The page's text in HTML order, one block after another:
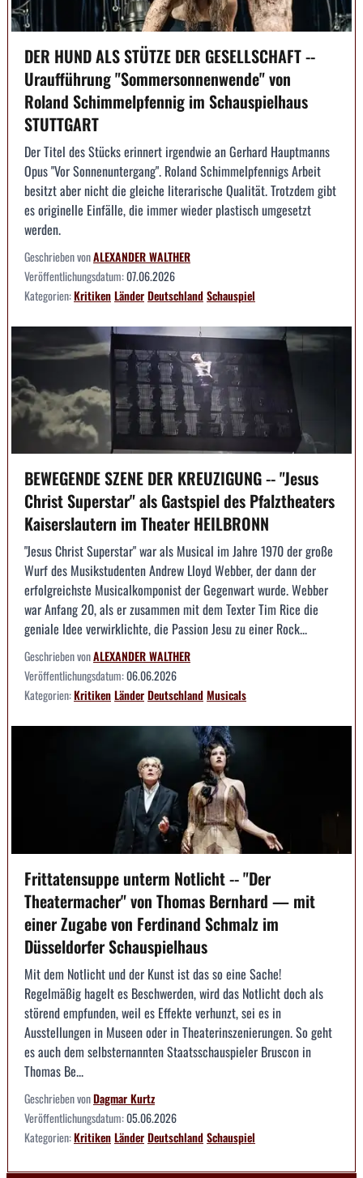
DER HUND ALS STÜTZE DER GESELLSCHAFT --
Uraufführung "Sommersonnenwende" von
Roland Schimmelpfennig im Schauspielhaus
STUTTGART
Der Titel des Stücks erinnert irgendwie an Gerhard Hauptmanns
Opus "Vor Sonnenuntergang". Roland Schimmelpfennigs Arbeit
besitzt aber nicht die gleiche literarische Qualität. Trotzdem gibt
es originelle Einfälle, die immer wieder plastisch umgesetzt
werden.
Geschrieben vonALEXANDER WALTHER
Veröffentlichungsdatum:07.06.2026
Kategorien:KritikenLänderDeutschlandSchauspiel
BEWEGENDE SZENE DER KREUZIGUNG -- "Jesus
Christ Superstar" als Gastspiel des Pfalztheaters
Kaiserslautern im Theater HEILBRONN
"Jesus Christ Superstar" war als Musical im Jahre 1970 der große
Wurf des Musikstudenten Andrew Lloyd Webber, der dann der
erfolgreichste Musicalkomponist der Gegenwart wurde. Webber
war Anfang 20, als er zusammen mit dem Texter Tim Rice die
geniale Idee verwirklichte, die Passion Jesu zu einer Rock...
Geschrieben vonALEXANDER WALTHER
Veröffentlichungsdatum:06.06.2026
Kategorien:KritikenLänderDeutschlandMusicals
Frittatensuppe unterm Notlicht -- "Der
Theatermacher" von Thomas Bernhard — mit
einer Zugabe von Ferdinand Schmalz im
Düsseldorfer Schauspielhaus
Mit dem Notlicht und der Kunst ist das so eine Sache!
Regelmäßig hagelt es Beschwerden, wird das Notlicht doch als
störend empfunden, weil es Effekte verhunzt, sei es in
Ausstellungen in Museen oder in Theaterinszenierungen. So geht
es auch dem selbsternannten Staatsschauspieler Bruscon in
Thomas Be...
Geschrieben vonDagmar Kurtz
Veröffentlichungsdatum:05.06.2026
Kategorien:KritikenLänderDeutschlandSchauspiel